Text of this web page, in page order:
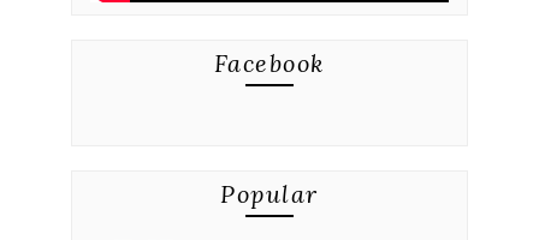
Facebook
Popular